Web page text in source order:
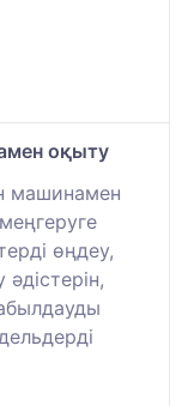
оқыту
машинамен
өңдеу,